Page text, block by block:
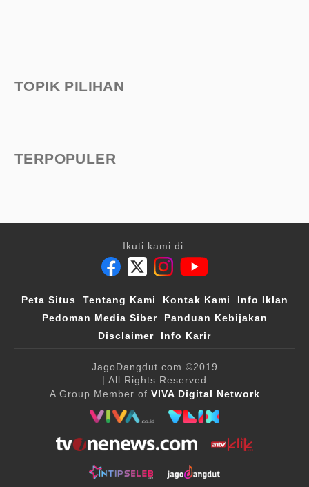
TOPIK PILIHAN
TERPOPULER
Ikuti kami di:
Peta Situs Tentang Kami Kontak Kami
Info Iklan
Pedoman Media Siber
Panduan Kebijakan
Disclaimer
Info Karir
JagoDangdut.com ©2019
| All Rights Reserved
A Group Member of VIVA Digital Network